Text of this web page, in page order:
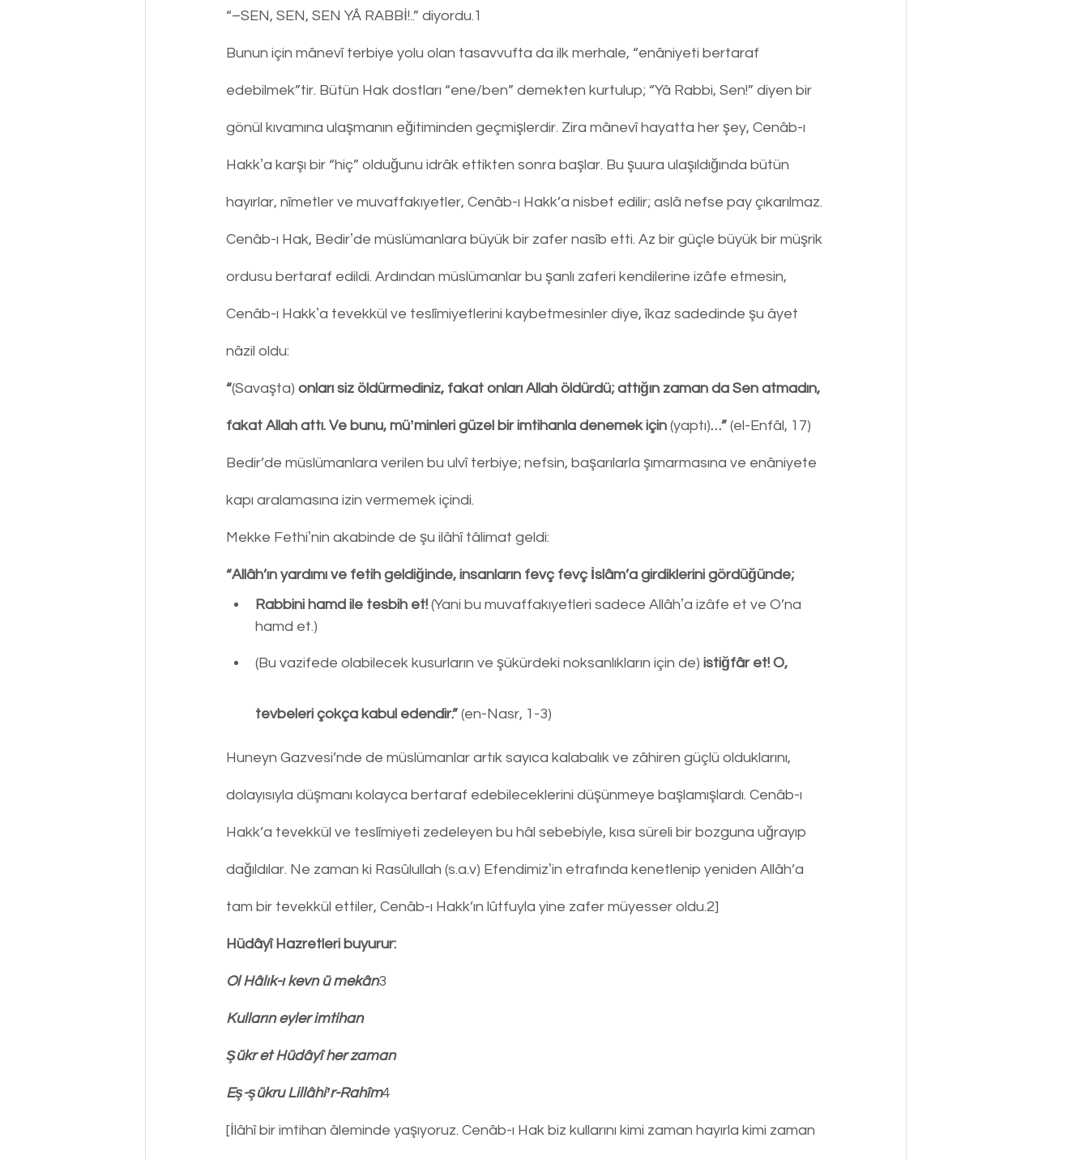
“–SEN, SEN, SEN YÂ RABBİ!..” diyordu.1
Bunun için mânevî terbiye yolu olan tasavvufta da ilk merhale, “enâniyeti bertaraf
edebilmek”tir. Bütün Hak dostları “ene/ben” demekten kurtulup; “Yâ Rabbi, Sen!” diyen bir
gönül kıvamına ulaşmanın eğitiminden geçmişlerdir. Zira mânevî hayatta her şey, Cenâb-ı
Hakkʼa karşı bir “hiç” olduğunu idrâk ettikten sonra başlar. Bu şuura ulaşıldığında bütün
hayırlar, nîmetler ve muvaffakıyetler, Cenâb-ı Hakk’a nisbet edilir; aslâ nefse pay çıkarılmaz.
Cenâb-ı Hak, Bedirʼde müslümanlara büyük bir zafer nasîb etti. Az bir güçle büyük bir müşrik
ordusu bertaraf edildi. Ardından müslümanlar bu şanlı zaferi kendilerine izâfe etmesin,
Cenâb-ı Hakkʼa tevekkül ve teslîmiyetlerini kaybetmesinler diye, îkaz sadedinde şu âyet
nâzil oldu:
“(Savaşta) onları siz öldürmediniz, fakat onları Allah öldürdü; attığın zaman da Sen atmadın,
fakat Allah attı. Ve bunu, müʼminleri güzel bir imtihanla denemek için (yaptı)…” (el-Enfâl, 17)
Bedir’de müslümanlara verilen bu ulvî terbiye; nefsin, başarılarla şımarmasına ve enâniyete
kapı aralamasına izin vermemek içindi.
Mekke Fethiʼnin akabinde de şu ilâhî tâlimat geldi:
“Allâh’ın yardımı ve fetih geldiğinde, insanların fevç fevç İslâm’a girdiklerini gördüğünde;
Rabbini hamd ile tesbih et! (Yani bu muvaffakıyetleri sadece Allâhʼa izâfe et ve O’na
hamd et.)
(Bu vazifede olabilecek kusurların ve şükürdeki noksanlıkların için de) istiğfâr et! O,
tevbeleri çokça kabul edendir.” (en-Nasr, 1-3)
Huneyn Gazvesi’nde de müslümanlar artık sayıca kalabalık ve zâhiren güçlü olduklarını,
dolayısıyla düşmanı kolayca bertaraf edebileceklerini düşünmeye başlamışlardı. Cenâb-ı
Hakk’a tevekkül ve teslîmiyeti zedeleyen bu hâl sebebiyle, kısa süreli bir bozguna uğrayıp
dağıldılar. Ne zaman ki Rasûlullah (s.a.v) Efendimizʼin etrafında kenetlenip yeniden Allâh’a
tam bir tevekkül ettiler, Cenâb-ı Hakk’ın lûtfuyla yine zafer müyesser oldu.2]
Hüdâyî Hazretleri buyurur:
Ol Hâlık-ı kevn ü mekân3
Kulların eyler imtihan
Şükr et Hüdâyî her zaman
Eş-şükru Lillâhiʼr-Rahîm4
[İlâhî bir imtihan âleminde yaşıyoruz. Cenâb-ı Hak biz kullarını kimi zaman hayırla kimi zaman